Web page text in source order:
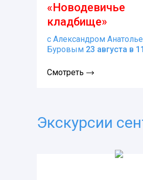
«Новодевичье
кладбище»
с Александром
Буровым 23 августа в
Смотреть
Экскурсии